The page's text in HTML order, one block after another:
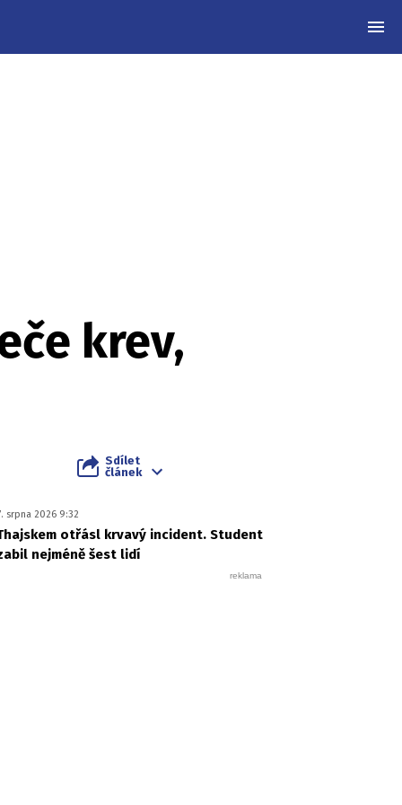
krev,
Sdílet
článek
srpna 2026 9:32
otřásl krvavý incident. Student
nejméně šest lidí